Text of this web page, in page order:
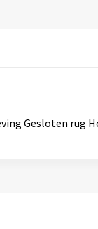
Gesloten rug